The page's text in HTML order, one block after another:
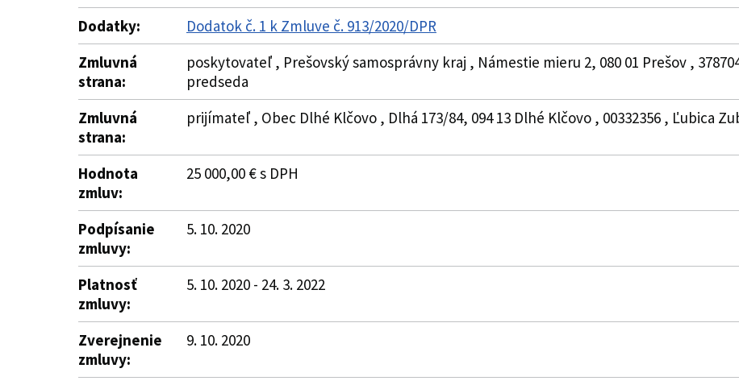
Dodatky:
Dodatok č. 1 k Zmluve č. 913/2020/DPR
Zmluvná
strana:
poskytovateľ , Prešovský samosprávny kraj , Námestie mieru 2, 080 01 Prešov ,
predseda
Zmluvná
strana:
prijímateľ , Obec Dlhé Klčovo , Dlhá 173/84, 094 13 Dlhé Klčovo , 00332356 , Ľubica
Hodnota
zmluv:
25 000,00 € s DPH
Podpísanie
zmluvy:
5. 10. 2020
Platnosť
zmluvy:
5. 10. 2020 - 24. 3. 2022
Zverejnenie
zmluvy:
9. 10. 2020